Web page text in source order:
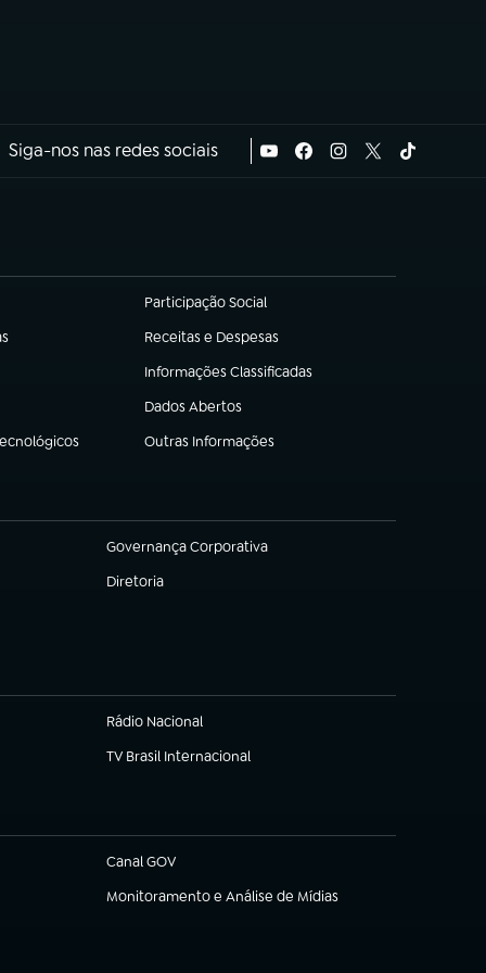
Siga-nos nas redes sociais
Participação Social
(abre em nova aba)
Receitas e Despesas
(abre em nova aba)
Informações Classificadas
(abre em nova aba)
Dados Abertos
(abre em nova aba)
Outras Informações
(abre em nova aba)
Governança Corporativa
(abre em nova aba)
Diretoria
(abre em nova aba)
Rádio Nacional
TV Brasil Internacional
(abre em nova aba)
Canal GOV
(abre em nova aba)
Monitoramento e Análise de Mídias
(abre em nova aba)